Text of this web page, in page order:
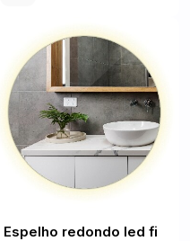
Espelho redondo led fi